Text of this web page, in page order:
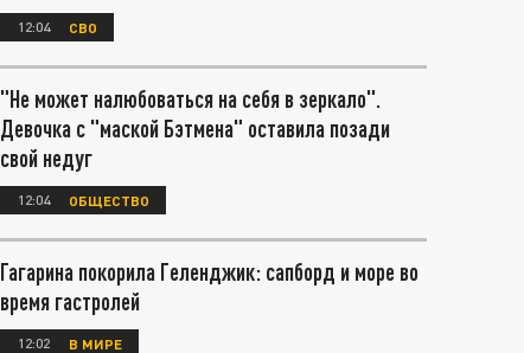
12:04 СВО
"Не может налюбоваться на себя в зеркало".
Девочка с "маской Бэтмена" оставила позади
свой недуг
12:04 ОБЩЕСТВО
Гагарина покорила Геленджик: сапборд и море во
время гастролей
12:02 В МИРЕ